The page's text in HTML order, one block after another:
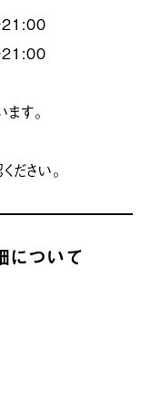
す。
ださい。
について